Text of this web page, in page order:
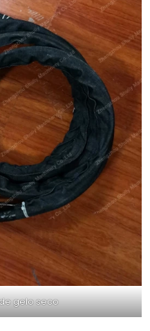
gelo seco